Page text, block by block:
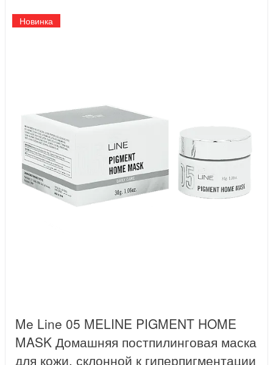
Новинка
Me Line 05 MELINE PIGMENT HOME
MASK Домашняя постпилинговая маска
для кожи, склонной к гиперпигментации